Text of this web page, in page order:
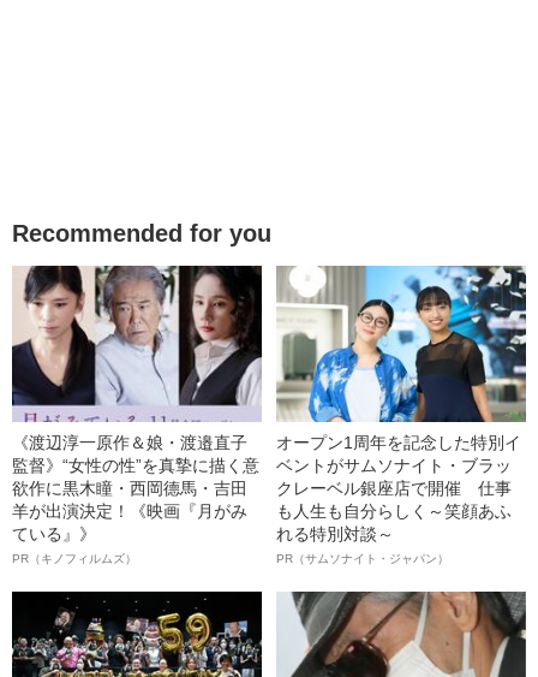
Recommended for you
《渡辺淳一原作＆娘・渡邉直子
監督》“女性の性”を真摯に描く意
欲作に黒木瞳・西岡德馬・吉田
羊が出演決定！《映画『月がみ
ている』》
PR（キノフィルムズ）
オープン1周年を記念した特別イ
ベントがサムソナイト・ブラッ
クレーベル銀座店で開催 仕事
も人生も自分らしく～笑顔あふ
れる特別対談～
PR（サムソナイト・ジャパン）